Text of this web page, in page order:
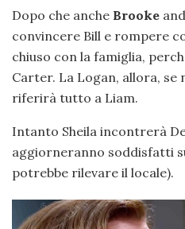
Dopo che anche Brooke
convincere Bill e rompere
chiuso con la famiglia,
Carter. La Logan, allora, se
riferirà tutto a Liam.
Intanto Sheila incontrerà
aggiorneranno soddisfatti
potrebbe rilevare il locale).